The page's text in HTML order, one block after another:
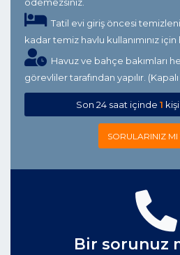
ödemezsiniz.
Tatil evi giriş öncesi
kadar temiz havlu kullanımınız
Havuz ve bahçe bakımları
görevliler tarafından yapılır.
Son 24 saat içinde 1
SORULARINIZ MI
Bir sorunuz